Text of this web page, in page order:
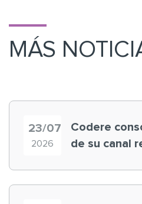
MÁS
23/07
2026
Codere
de su canal